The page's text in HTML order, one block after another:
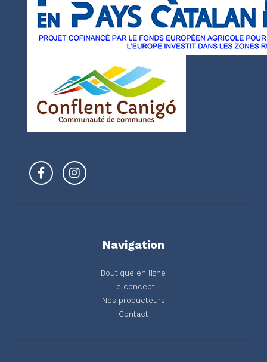
Navigation
Boutique en ligne
Le concept
Nos producteurs
Contact